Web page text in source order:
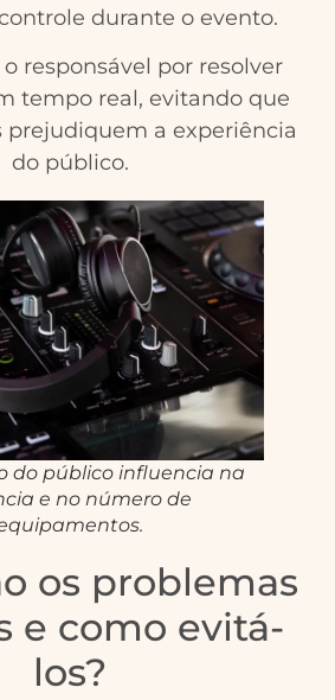
durante o evento.
responsável por resolver
tempo real, evitando que
prejudiquem a experiência
do público.
do público influencia na
e no número de
os problemas
e como evitá-
los?